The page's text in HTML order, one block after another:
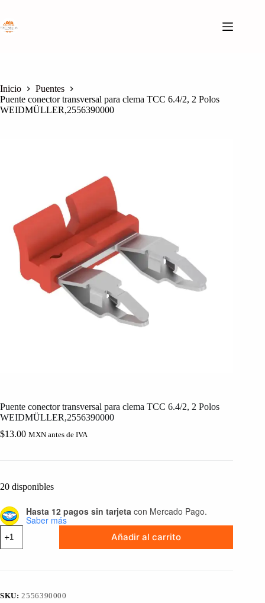
contenido
Inicio
Puentes
Puente conector transversal para clema TCC 6.4/2, 2 Polos
WEIDMÜLLER,2556390000
Puente conector transversal para clema TCC 6.4/2, 2 Polos
WEIDMÜLLER,2556390000
$13.00 MXN antes de IVA
20 disponibles
Hasta 12 pagos sin tarjeta con Mercado Pago.
Saber más
Puente
conector
transversal
2
Añadir al carrito
SKU:2556390000